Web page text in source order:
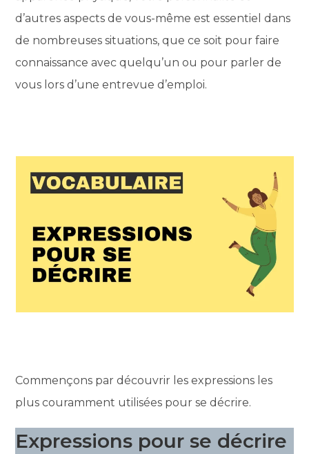
d’autres aspects de vous-même est essentiel dans
de nombreuses situations, que ce soit pour faire
connaissance avec quelqu’un ou pour parler de
vous lors d’une entrevue d’emploi.
Commençons par découvrir les expressions les
plus couramment utilisées pour se décrire.
Expressions pour se décrire